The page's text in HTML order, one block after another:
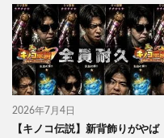
2026年7月4日
【キノコ伝説】新背飾りがやば